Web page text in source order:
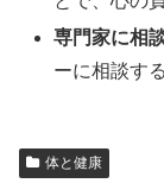
専門家に相
ーに相談す
体と健康